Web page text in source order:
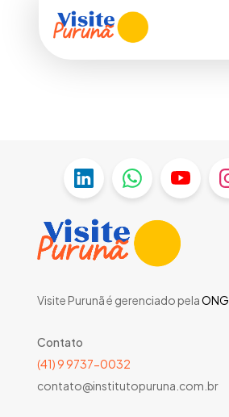
Visite Purunã é gerenciado pelaONG
Contato
(41) 9 9737-0032
contato@institutopuruna.com.br